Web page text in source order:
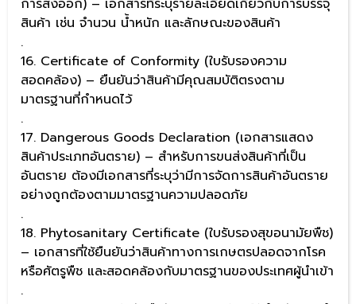
สินค้า เช่น จำนวน น้ำหนัก และลักษณะของสินค้า
.
16. Certificate of Conformity (ใบรับรองความ
สอดคล้อง) – ยืนยันว่าสินค้ามีคุณสมบัติตรงตาม
มาตรฐานที่กำหนดไว้
.
17. Dangerous Goods Declaration (เอกสารแสดง
สินค้าประเภทอันตราย) – สำหรับการขนส่งสินค้าที่เป็น
อันตราย ต้องมีเอกสารที่ระบุว่ามีการจัดการสินค้าอันตราย
อย่างถูกต้องตามมาตรฐานความปลอดภัย
.
18. Phytosanitary Certificate (ใบรับรองสุขอนามัยพืช)
– เอกสารที่ใช้ยืนยันว่าสินค้าทางการเกษตรปลอดจากโรค
หรือศัตรูพืช และสอดคล้องกับมาตรฐานของประเทศผู้นำเข้า
.